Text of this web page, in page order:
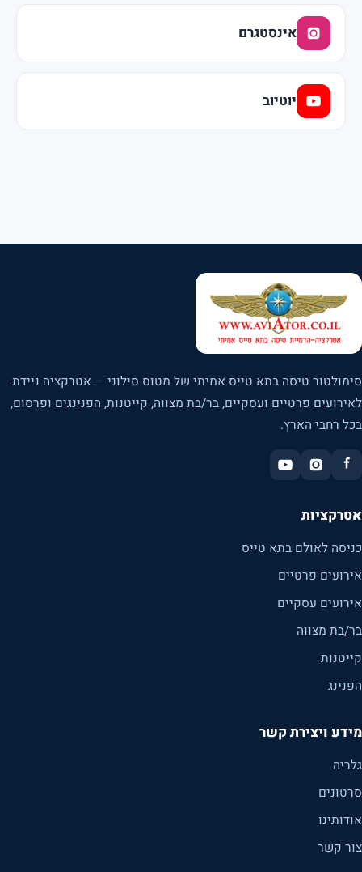
אינסטגרם
יוטיוב
סימולטור טיסה בתא טייס אמיתי של מטוס סילוני — אטרקציה ניידת
לאירועים פרטיים ועסקיים, בר/בת מצווה, קייטנות, הפנינגים ופרסום,
בכל רחבי הארץ.
אטרקציות
כניסה לאולם בתא טייס
אירועים פרטיים
אירועים עסקיים
בר/בת מצווה
קייטנות
הפנינג
מידע ויצירת קשר
גלריה
סרטונים
אודותינו
צור קשר